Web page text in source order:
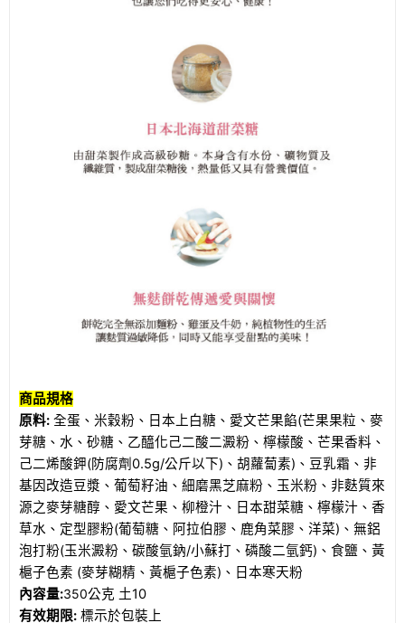
商品規格
原料: 全蛋、米穀粉、日本上白糖、愛文芒果餡(芒果果粒、麥
芽糖、水、砂糖、乙醯化己二酸二澱粉、檸檬酸、芒果香料、
己二烯酸鉀(防腐劑0.5g/公斤以下) 、胡蘿蔔素) 、豆乳霜、非
基因改造豆漿、葡萄籽油、細磨黑芝麻粉、玉米粉、非麩質來
源之麥芽糖醇、愛文芒果、柳橙汁、日本甜菜糖、檸檬汁、香
草水、定型膠粉(葡萄糖、阿拉伯膠、鹿角菜膠、洋菜) 、無鋁
泡打粉(玉米澱粉、碳酸氫鈉/小蘇打、磷酸二氫鈣) 、食鹽、黃
槴子色素 (麥芽糊精、黃槴子色素) 、日本寒天粉
內容量:350公克 土10
有效期限: 標示於包裝上